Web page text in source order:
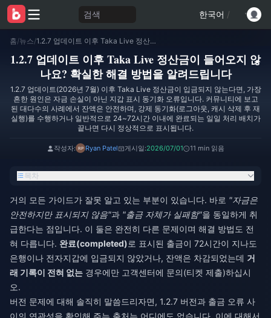
검색 한국어 /
홈/뉴스/ 1.2.7 업데이트 이후 Taka Live 정산금이 들어오지 않나요? 확실한 해결 방법을 알려드립니다
1.2.7 업데이트 이후 Taka Live 정산금이 들어오지 않
나요? 확실한 해결 방법을 알려드립니다
1.2.7 업데이트(2026년 7월) 이후 Taka Live 정산금이 입금되지 않는다면, 가장
흔한 원인은 자금 손실이 아닌 지갑 표시 동기화 오류입니다. 커뮤니티에 보고
된 대다수의 사례에서 잔액은 안전하며, 강제 동기화(로그아웃, 캐시 삭제 후 재
실행)를 수행하거나 일반적으로 24~72시간 이내에 완료되는 일일 처리 배치가
끝나면 다시 정상적으로 표시됩니다.
작성자: Ryan Patel 게시일:2026/07/01 11 min 읽음
목차
거의 모든 가이드가 잘못 알고 있는 부분이 있습니다. 바로 "자금은
안전하지만 표시되지 않음"과 "출금 자체가 실패함"을 동일하게 취
급한다는 점입니다. 이 둘은 완전히 다른 문제이며 해결 방법도 전
혀 다릅니다. 완료(completed)로 표시된 출금이 72시간이 지나도
은행이나 전자지갑에 입금되지 않았거나, 잔액은 차감되었는데 거
래 기록이 전혀 없는 경우에만 고객센터에 문의(티켓 제출)하십시
오.
버전 문제에 대해 솔직히 말씀드리자면, 1.2.7 버전과 출금 오류 사
이의 연관성을 확인해 주는 출처는 어디에도 없습니다. 이에 대해서